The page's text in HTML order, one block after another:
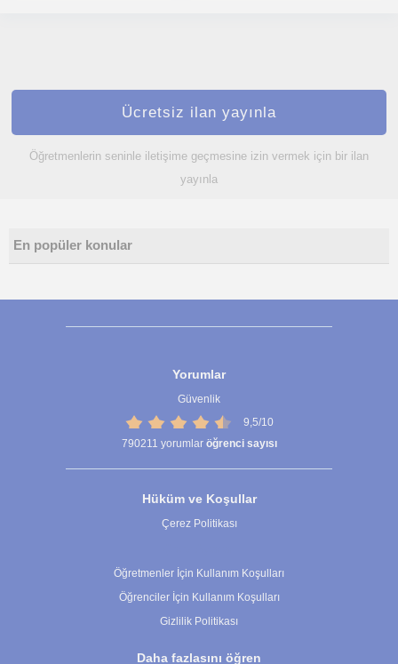
Ücretsiz ilan yayınla
Öğretmenlerin seninle iletişime geçmesine izin vermek için bir ilan
yayınla
En popüler konular
Yorumlar
Güvenlik
9,5/10
790211 yorumlar öğrenci sayısı
Hüküm ve Koşullar
Çerez Politikası
Öğretmenler İçin Kullanım Koşulları
Öğrenciler İçin Kullanım Koşulları
Gizlilik Politikası
Daha fazlasını öğren